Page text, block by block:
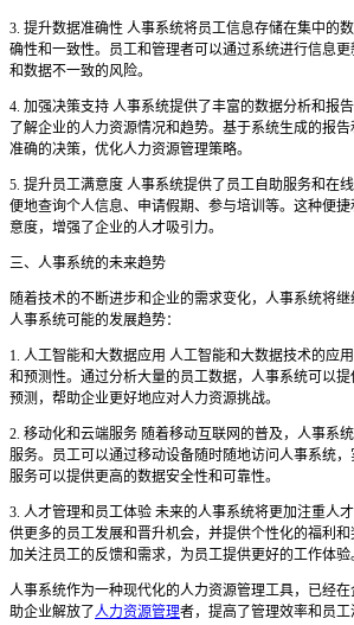
3. 提升数据准确性 人事系统将员工信息存储在集中的
确性和一致性。员工和管理者可以通过系统进行信息
和数据不一致的风险。
4. 加强决策支持 人事系统提供了丰富的数据分析和报
了解企业的人力资源情况和趋势。基于系统生成的报
准确的决策，优化人力资源管理策略。
5. 提升员工满意度 人事系统提供了员工自助服务和在
便地查询个人信息、申请假期、参与培训等。这种便
意度，增强了企业的人才吸引力。
三、人事系统的未来趋势
随着技术的不断进步和企业的需求变化，人事系统将
人事系统可能的发展趋势：
1. 人工智能和大数据应用 人工智能和大数据技术的应
和预测性。通过分析大量的员工数据，人事系统可以
预测，帮助企业更好地应对人力资源挑战。
2. 移动化和云端服务 随着移动互联网的普及，人事系
服务。员工可以通过移动设备随时随地访问人事系统
服务可以提供更高的数据安全性和可靠性。
3. 人才管理和员工体验 未来的人事系统将更加注重人
供更多的员工发展和晋升机会，并提供个性化的福利
加关注员工的反馈和需求，为员工提供更好的工作体验
人事系统作为一种现代化的人力资源管理工具，已经
助企业解放了人力资源管理者，提高了管理效率和员